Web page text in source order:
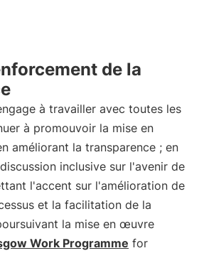
de la
à travailler avec toutes les
à promouvoir la mise en
améliorant la transparence ; en
inclusive sur l'avenir de
l'accent sur l'amélioration de
et la facilitation de la
la mise en œuvre
Work Programme for